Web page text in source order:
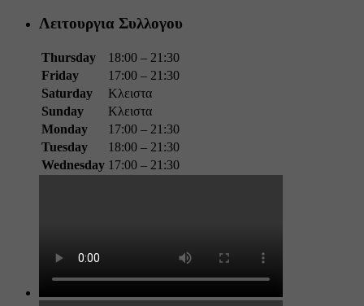
Λειτουργια Συλλογου
Thursday
18:00 – 21:30
Friday
17:00 – 21:30
Saturday
Κλειστα
Sunday
Κλειστα
Monday
17:00 – 21:30
Tuesday
18:00 – 21:30
Wednesday 17:00 – 21:30